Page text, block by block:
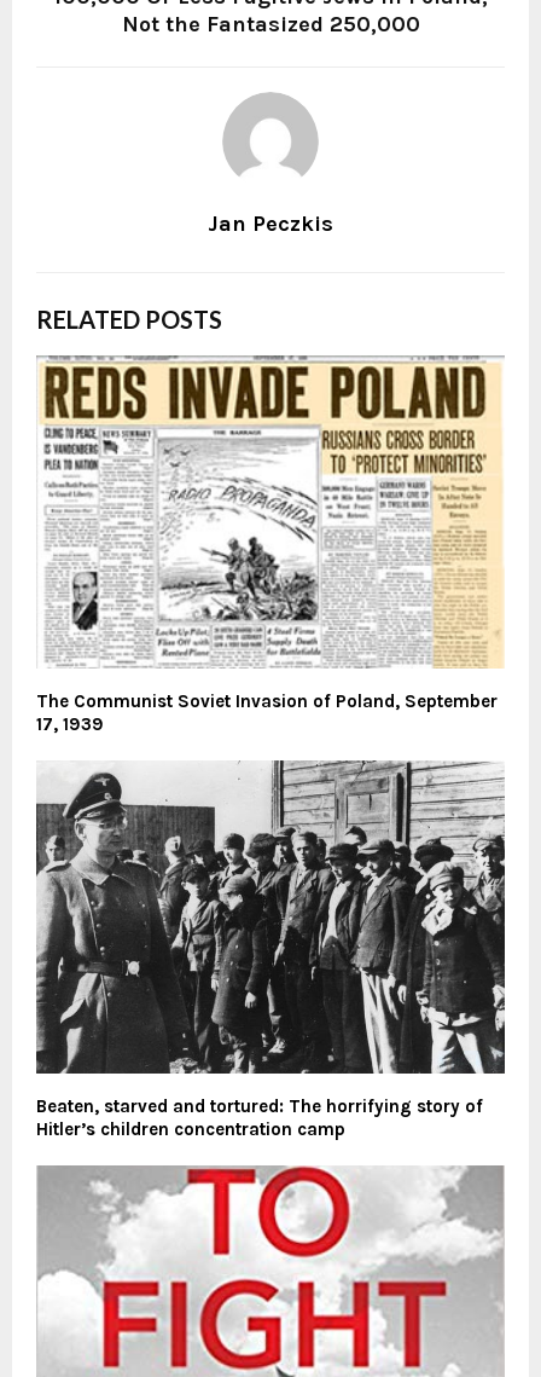
Not the Fantasized 250,000
Jan Peczkis
RELATED POSTS
The Communist Soviet Invasion of Poland, September
17, 1939
Beaten, starved and tortured: The horrifying story of
Hitler’s children concentration camp